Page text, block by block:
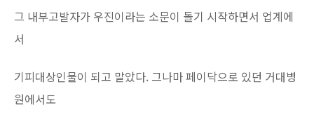
그 내부고발자가 우진이라는 소문이 돌기 시작하면서 업계에
서
기피대상인물이 되고 말았다. 그나마 페이닥으로 있던 거대병
원에서도